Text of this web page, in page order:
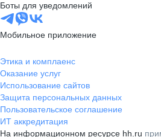
Боты для уведомлений
Мобильное приложение
Этика и комплаенс
Оказание услуг
Использование сайтов
Защита персональных данных
Пользовательское соглашение
ИТ аккредитация
На информационном ресурсе hh.ru